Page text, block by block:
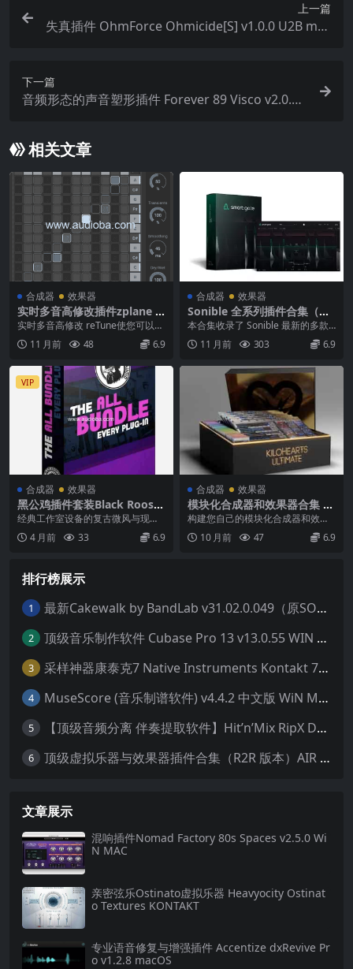
上一篇
失真插件 OhmForce Ohmicide[S] v1.0.0 U2B mac
下一篇
音频形态的声音塑形插件 Forever 89 Visco v2.0.0
相关文章
合成器 效果器
实时多音高修改插件zplane r
eTune v 1.3.5 WiN MAC
实时多音高修改 reTune使您可以完
全访问音频样本的音高内容，并允
许您实时将每...
11 月前 48 6.9
合成器 效果器
Sonible 全系列插件合集（含
Learn 系列与 Smart 系列）
本合集收录了 Sonible 最新的多款
音频处理插件，涵盖从智能均衡、
动态处理到...
11 月前 303 6.9
VIP
合成器 效果器
黑公鸡插件套装Black Rooste
r Audio The ALL Bundle v3.
2.0 WIN MAC
经典工作室设备的复古微风与现代
相结合，易于应用的数字处理，使
这个捆绑包成为日常混...
4 月前 33 6.9
合成器 效果器
模块化合成器和效果器合集 ki
loHearts Toolbox Ultimate
& Slate Digital bundle v2.4.
3 WIN MAC
构建您自己的模块化合成器和效果
使用Kilohearts Ultimate拥有K...
10 月前 47 6.9
排行榜展示
1 最新Cakewalk by BandLab v31.02.0.049（原SONAR白金版）中文版/安装方法（Win）
2 顶级音乐制作软件 Cubase Pro 13 v13.0.55 WIN MAC 破解版下载含全套80G音色库 附安装教程
3 采样神器康泰克7 Native Instruments Kontakt 7 v7.10.9 WiN MAC 便携版 MAC含批量入库工具 NICNT文件制作工具 非标准音色库入库
4 MuseScore (音乐制谱软件) v4.4.2 中文版 WiN MAC
5 【顶级音频分离 伴奏提取软件】Hit’n’Mix RipX DeepAudio v7.5.1 WIN MAC
6 顶级虚拟乐器与效果器插件合集（R2R 版本）AIR Music Technology
文章展示
混响插件Nomad Factory 80s Spaces v2.5.0 Wi
N MAC
亲密弦乐Ostinato虚拟乐器 Heavyocity Ostinat
o Textures KONTAKT
专业语音修复与增强插件 Accentize dxRevive Pr
o v1.2.8 macOS